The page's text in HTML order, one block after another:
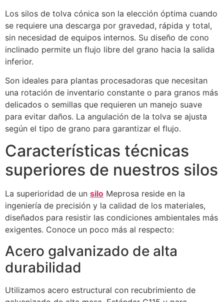
Los silos de tolva cónica son la elección óptima cuando
se requiere una descarga por gravedad, rápida y total,
sin necesidad de equipos internos. Su diseño de cono
inclinado permite un flujo libre del grano hacia la salida
inferior.
Son ideales para plantas procesadoras que necesitan
una rotación de inventario constante o para granos más
delicados o semillas que requieren un manejo suave
para evitar daños. La angulación de la tolva se ajusta
según el tipo de grano para garantizar el flujo.
Características técnicas
superiores de nuestros silos
La superioridad de un silo Meprosa reside en la
ingeniería de precisión y la calidad de los materiales,
diseñados para resistir las condiciones ambientales más
exigentes. Conoce un poco más al respecto:
Acero galvanizado de alta
durabilidad
Utilizamos acero estructural con recubrimiento de